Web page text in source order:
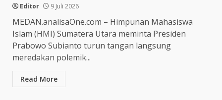
Editor 9 Juli 2026
MEDAN.analisaOne.com – Himpunan Mahasiswa
Islam (HMI) Sumatera Utara meminta Presiden
Prabowo Subianto turun tangan langsung
meredakan polemik...
Read More